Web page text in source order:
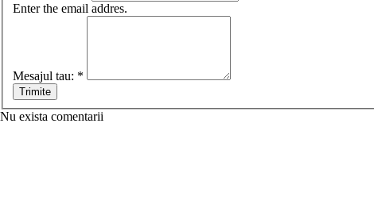
Enter the email addres.
Mesajul tau: *
Nu exista comentarii